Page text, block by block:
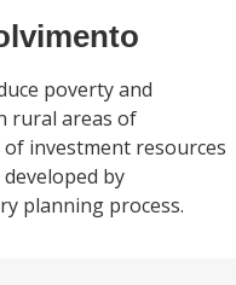
poverty and
rural areas of
investment resources
by
planning process.